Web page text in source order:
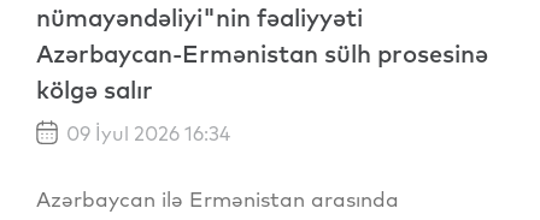
nümayəndəliyi"nin fəaliyyəti
Azərbaycan-Ermənistan sülh prosesinə
kölgə salır
09 İyul 2026 16:34
Azərbaycan ilə Ermənistan arasında